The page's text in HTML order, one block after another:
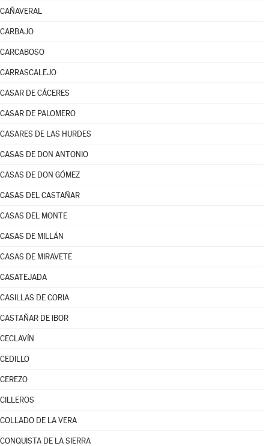
CAÑAVERAL
CARBAJO
CARCABOSO
CARRASCALEJO
CASAR DE CÁCERES
CASAR DE PALOMERO
CASARES DE LAS HURDES
CASAS DE DON ANTONIO
CASAS DE DON GÓMEZ
CASAS DEL CASTAÑAR
CASAS DEL MONTE
CASAS DE MILLÁN
CASAS DE MIRAVETE
CASATEJADA
CASILLAS DE CORIA
CASTAÑAR DE IBOR
CECLAVÍN
CEDILLO
CEREZO
CILLEROS
COLLADO DE LA VERA
CONQUISTA DE LA SIERRA